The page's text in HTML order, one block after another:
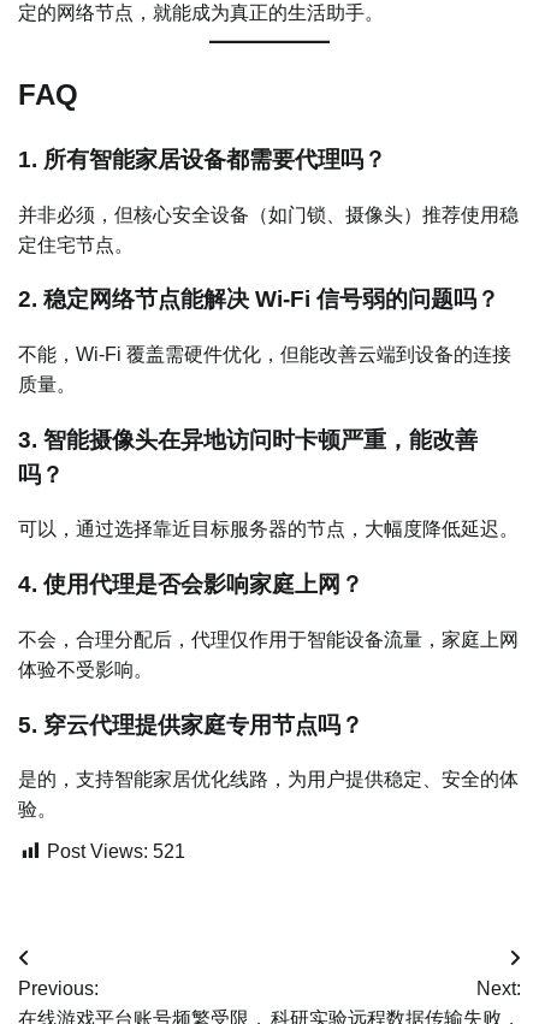
定的网络节点，就能成为真正的生活助手。
FAQ
1. 所有智能家居设备都需要代理吗？
并非必须，但核心安全设备（如门锁、摄像头）推荐使用稳
定住宅节点。
2. 稳定网络节点能解决 Wi-Fi 信号弱的问题吗？
不能，Wi-Fi 覆盖需硬件优化，但能改善云端到设备的连接
质量。
3. 智能摄像头在异地访问时卡顿严重，能改善
吗？
可以，通过选择靠近目标服务器的节点，大幅度降低延迟。
4. 使用代理是否会影响家庭上网？
不会，合理分配后，代理仅作用于智能设备流量，家庭上网
体验不受影响。
5. 穿云代理提供家庭专用节点吗？
是的，支持智能家居优化线路，为用户提供稳定、安全的体
验。
Post Views: 521
文
章
Previous:
在线游戏平台账号频繁受限，
Next:
科研实验远程数据传输失败，